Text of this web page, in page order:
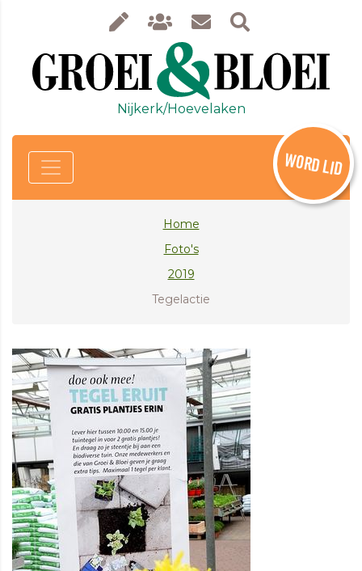
Nijkerk/Hoevelaken
WORD LID
Home
Foto's
2019
Tegelactie